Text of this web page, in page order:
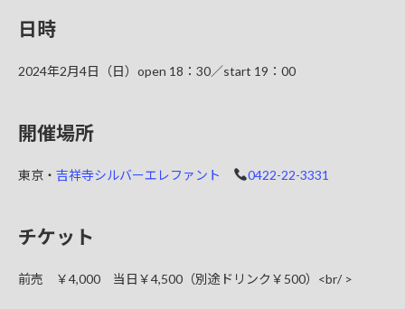
日時
2024年2月4日（日）open 18：30／start 19：00
開催場所
東京・ 吉祥寺シルバーエレファント 0422-22-3331
チケット
前売 ￥4,000 当日￥4,500（別途ドリンク￥500）<br/ >